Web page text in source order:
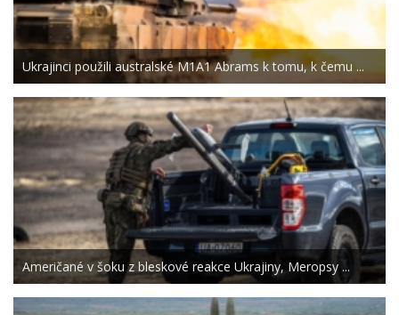
Ukrajinci použili australské M1A1 Abrams k tomu, k čemu ...
Američané v šoku z bleskové reakce Ukrajiny, Meropsy ...